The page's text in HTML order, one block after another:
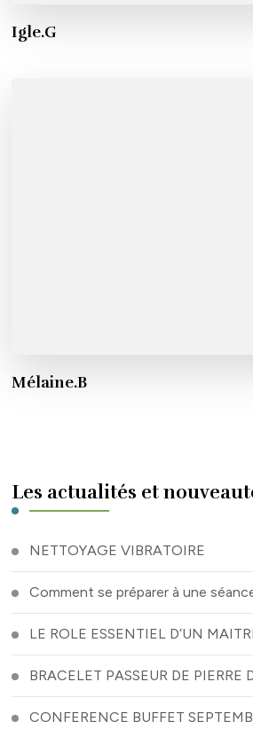
Igle.G
Mélaine.B
Les actualités et
NETTOYAGE VIBRATOIRE
Comment se préparer à une
LE ROLE ESSENTIEL D’UN
BRACELET PASSEUR DE PIERRE
CONFERENCE BUFFET